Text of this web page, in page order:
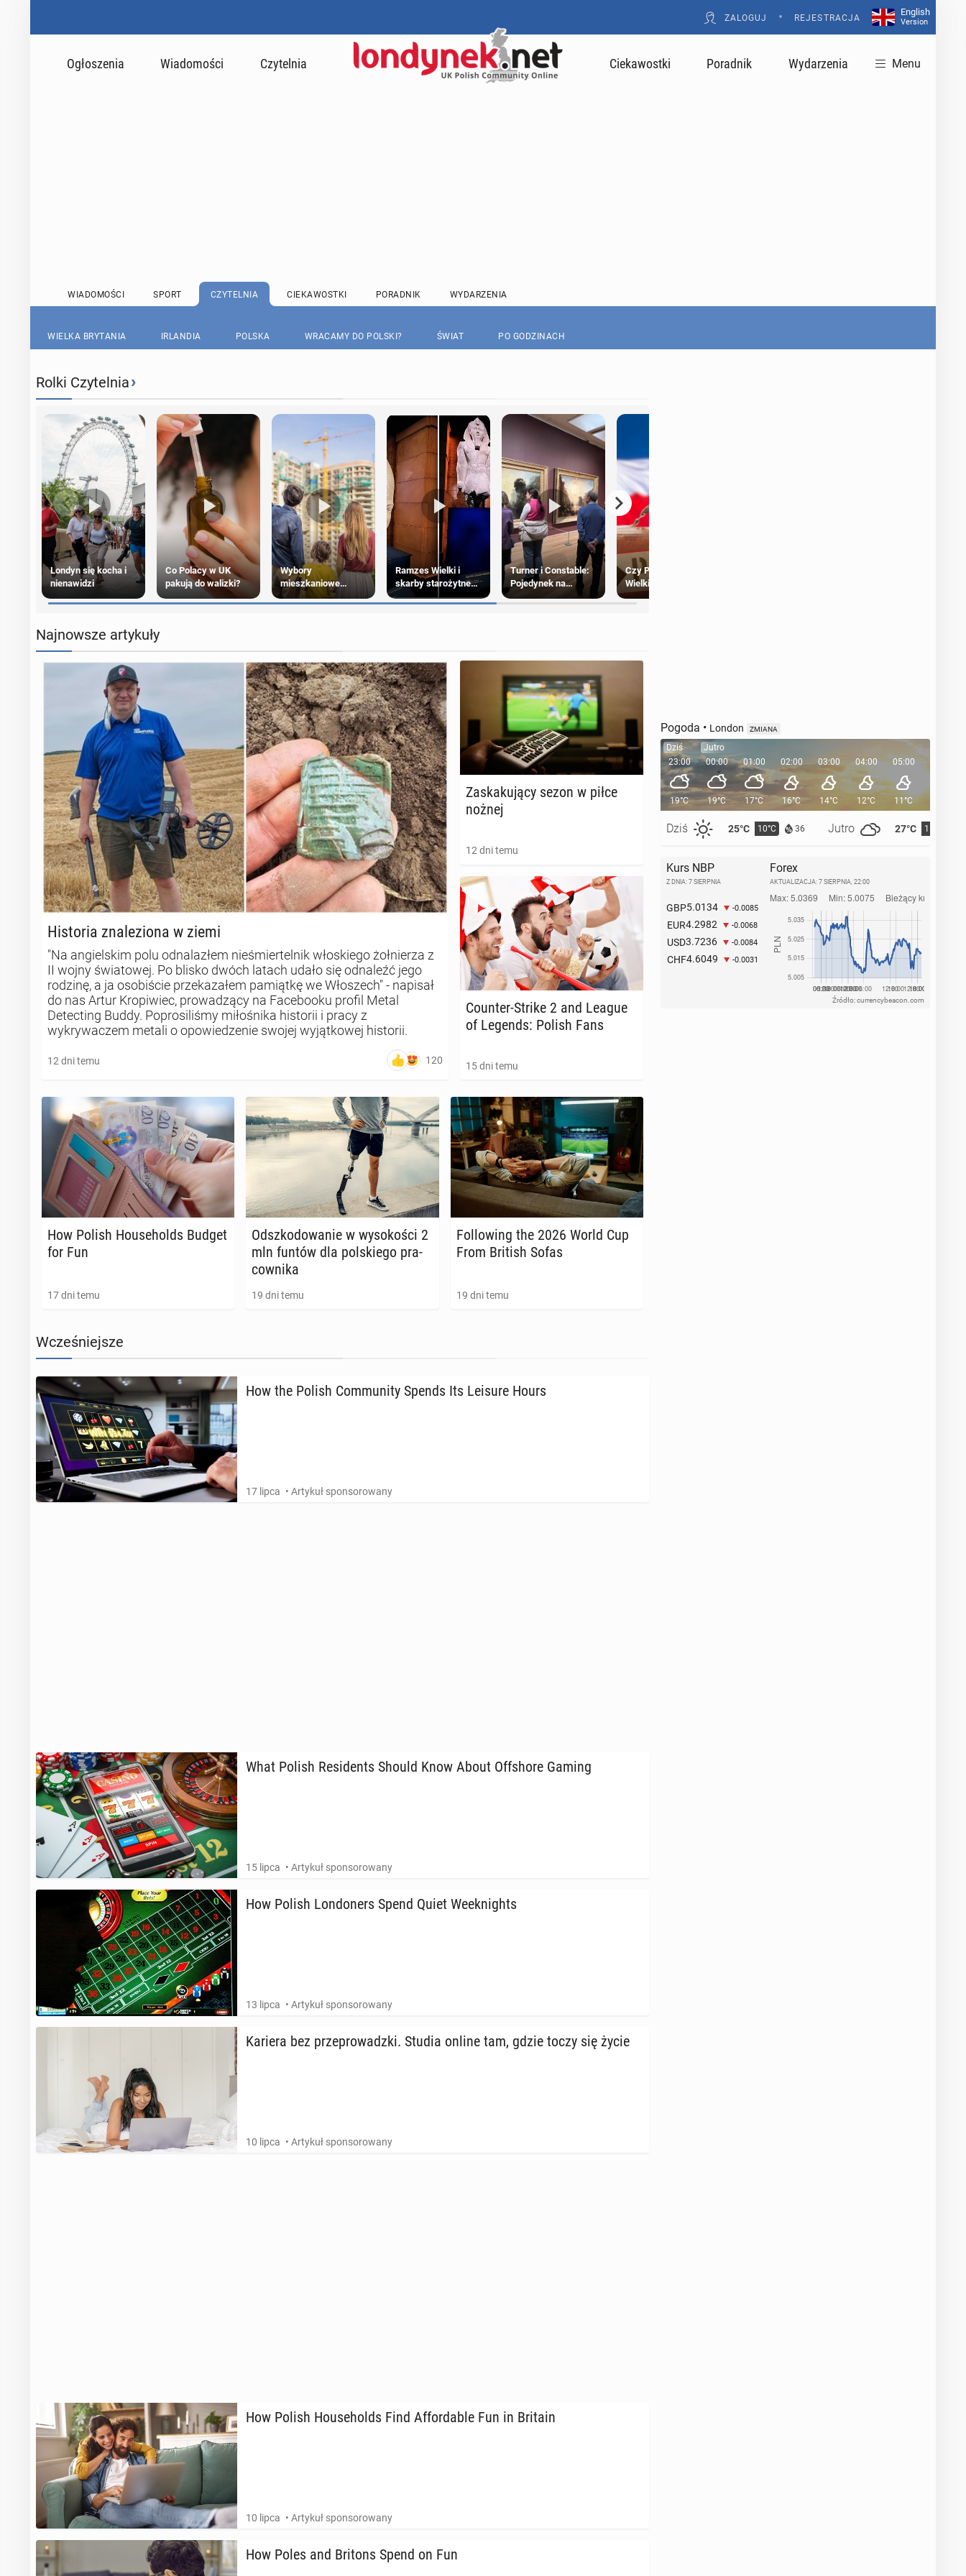
ZALOGUJ • REJESTRACJA
English
Version
Ogłoszenia Wiadomości Czytelnia Ciekawostki Poradnik Wydarzenia Menu
WIADOMOŚCI SPORT CZYTELNIA CIEKAWOSTKI PORADNIK WYDARZENIA
WIELKA BRYTANIA IRLANDIA POLSKA WRACAMY DO POLSKI? ŚWIAT PO GODZINACH
Rolki Czytelnia›
Londyn się kocha i
nienawidzi
Co Polacy w UK
pakują do walizki?
Wybory
mieszkaniowe
Polaków 2025
Ramzes Wielki i
skarby starożytnego
Egiptu: Wyjątkowa
Turner i Constable:
Pojedynek na
Czy Polacy z
Wielkiej Brytanii
rzeczywiście
Najnowsze artykuły
Hi­sto­ria zna­le­zio­na w ziemi
"Na angielskim polu odnalazłem nieśmiertelnik włoskiego żołnierza z
II wojny światowej. Po blisko dwóch latach udało się odnaleźć jego
rodzinę, a ja osobiście przekazałem pamiątkę we Włoszech" - napisał
do nas Artur Kropiwiec, prowadzący na Facebooku profil Metal
Detecting Buddy. Poprosiliśmy miłośnika historii i pracy z
wykrywaczem metali o opowiedzenie swojej wyjątkowej historii.
12 dni temu 120
Za­ska­ku­ją­cy sezon w piłce
nożnej
12 dni temu
Counter-Strike 2 and League
of Legends: Polish Fans
15 dni temu
How Polish Ho­use­holds Budget
for Fun
17 dni temu
Od­szko­do­wa­nie w wy­so­ko­ści 2
mln funtów dla pol­skie­go pra­
cow­ni­ka
19 dni temu
Fol­lo­wing the 2026 World Cup
From British Sofas
19 dni temu
Wcześniejsze
How the Polish Com­mu­ni­ty Spends Its Leisure Hours
17 lipca • Artykuł sponsorowany
What Polish Re­si­dents Should Know About Of­fsho­re Gaming
15 lipca • Artykuł sponsorowany
How Polish Lon­do­ners Spend Quiet We­ek­ni­ghts
13 lipca • Artykuł sponsorowany
Kariera bez prze­pro­wadz­ki. Studia online tam, gdzie toczy się życie
10 lipca • Artykuł sponsorowany
How Polish Ho­use­holds Find Af­for­da­ble Fun in Britain
10 lipca • Artykuł sponsorowany
How Poles and Britons Spend on Fun
Pogoda • London ZMIANA
Dziś
23:00
19°C
Dziś 25°C 10°C 36 Jutro 27°C 11°C
Jutro
00:00
19°C
01:00
17°C
02:00
16°C
03:00
14°C
04:00
12°C
05:00
11°C
Kurs NBP
Z DNIA: 7 SIERPNIA
GBP5.0134 -0.0085
EUR4.2982 -0.0068
USD3.7236 -0.0084
CHF4.6049 -0.0031
Forex
AKTUALIZACJA: 7 SIERPNIA, 22:00
Źródło: currencybeacon.com